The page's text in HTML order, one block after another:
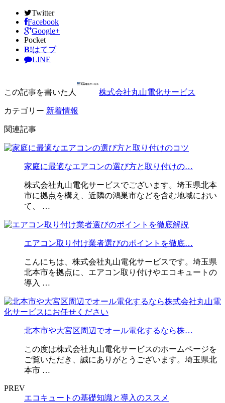
Twitter
Facebook
Google+
Pocket
B!はてブ
LINE
この記事を書いた人 株式会社丸山電化サービス
カテゴリー 新着情報
関連記事
家庭に最適なエアコンの選び方と取り付けの…
株式会社丸山電化サービスでございます。埼玉県北本
市に拠点を構え、近隣の鴻巣市などを含む地域におい
て、 …
エアコン取り付け業者選びのポイントを徹底…
こんにちは、株式会社丸山電化サービスです。埼玉県
北本市を拠点に、エアコン取り付けやエコキュートの
導入 …
北本市や大宮区周辺でオール電化するなら株…
この度は株式会社丸山電化サービスのホームページを
ご覧いただき、誠にありがとうございます。埼玉県北
本市 …
PREV
エコキュートの基礎知識と導入のススメ